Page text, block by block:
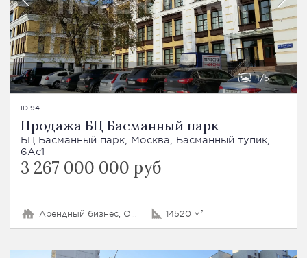
1 5
ID 94
Продажа БЦ Басманный парк
БЦ Басманный парк, Москва, Басманный тупик,
6Ас1
3 267 000 000 руб
Арендный бизнес, Особняк 14520 м²